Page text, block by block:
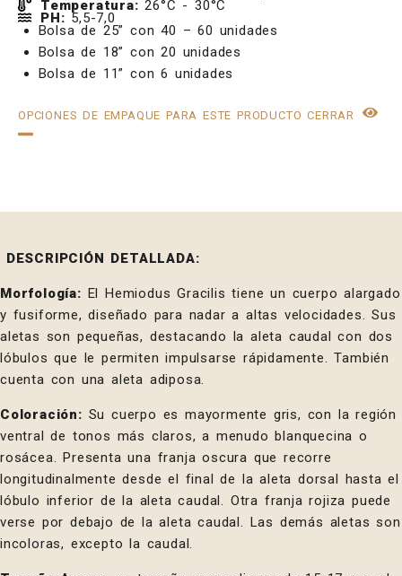
Temperatura: 26°C - 30°C
PH: 5,5-7,0
Bolsa de 25” con 40 – 60 unidades
Bolsa de 18” con 20 unidades
Bolsa de 11” con 6 unidades
OPCIONES DE EMPAQUE PARA ESTE PRODUCTOCERRAR
DESCRIPCIÓN DETALLADA:
Morfología: El Hemiodus Gracilis tiene un cuerpo alargado
y fusiforme, diseñado para nadar a altas velocidades. Sus
aletas son pequeñas, destacando la aleta caudal con dos
lóbulos que le permiten impulsarse rápidamente. También
cuenta con una aleta adiposa.
Coloración: Su cuerpo es mayormente gris, con la región
ventral de tonos más claros, a menudo blanquecina o
rosácea. Presenta una franja oscura que recorre
longitudinalmente desde el final de la aleta dorsal hasta el
lóbulo inferior de la aleta caudal. Otra franja rojiza puede
verse por debajo de la aleta caudal. Las demás aletas son
incoloras, excepto la caudal.